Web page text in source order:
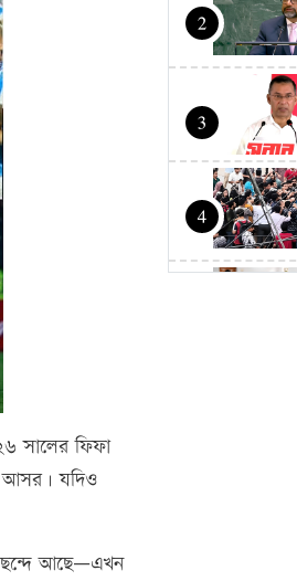
সালের ফিফা
আসর। যদিও
ছন্দে আছে—এখন
2
3
4